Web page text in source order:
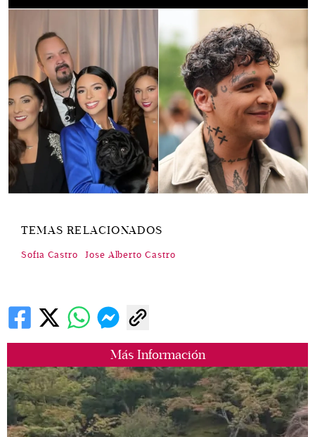
Más Información
TEMAS RELACIONADOS
Sofia Castro Jose Alberto Castro